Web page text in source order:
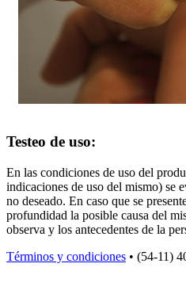
Testeo de uso:
En las condiciones de uso del
indicaciones de uso del mismo) se
no deseado. En caso que se
profundidad la posible causa del
observa y los antecedentes de la
Términos y condiciones • (54-11)